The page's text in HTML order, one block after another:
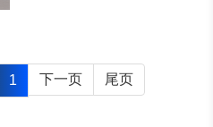
1 下一页 尾页